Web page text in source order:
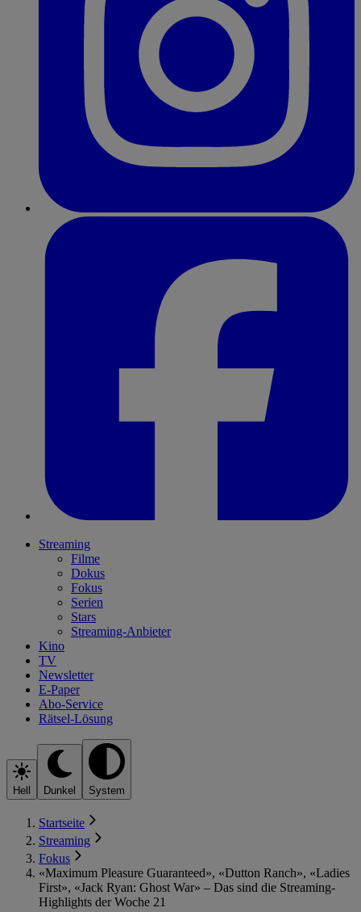
Streaming
Filme
Dokus
Fokus
Serien
Stars
Streaming-Anbieter
Kino
TV
Newsletter
E-Paper
Abo-Service
Rätsel-Lösung
Hell Dunkel System
Startseite
Streaming
Fokus
«Maximum Pleasure Guaranteed», «Dutton Ranch», «Ladies
First», «Jack Ryan: Ghost War» – Das sind die Streaming-
Highlights der Woche 21